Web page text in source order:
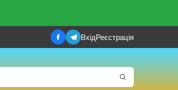
ВхідРеєстрація